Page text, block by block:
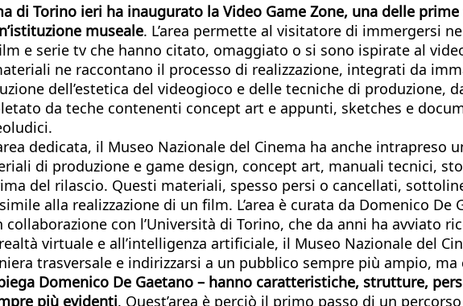
di Torino ieri ha inaugurato la Video Game Zone, una delle
museale. L’area permette al visitatore di immergersi
e serie tv che hanno citato, omaggiato o si sono ispirate al
ne raccontano il processo di realizzazione, integrati da
dell’estetica del videogioco e delle tecniche di
da teche contenenti concept art e appunti, sketches e
dedicata, il Museo Nazionale del Cinema ha anche
di produzione e game design, concept art, manuali tecnici,
del rilascio. Questi materiali, spesso persi o cancellati,
alla realizzazione di un film. L’area è curata da Domenico
collaborazione con l’Università di Torino, che da anni ha avviato
virtuale e all’intelligenza artificiale, il Museo Nazionale del
trasversale e indirizzarsi a un pubblico sempre più ampio, ma
Domenico De Gaetano – hanno caratteristiche, strutture,
più evidenti. Quest’area è perciò il primo passo di un